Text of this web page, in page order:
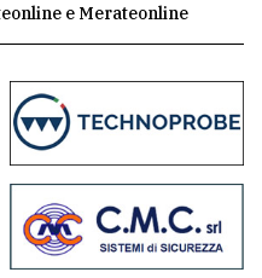
e Merateonline